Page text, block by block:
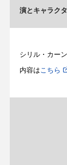
演とキャラク
シリル・カー
内容は こちら